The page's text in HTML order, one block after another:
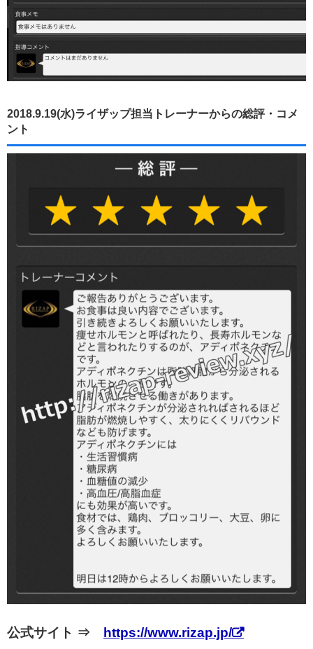
2018.9.19(水)ライザップ担当トレーナーからの総評・コメ
ント
公式サイト ⇒ https://www.rizap.jp/